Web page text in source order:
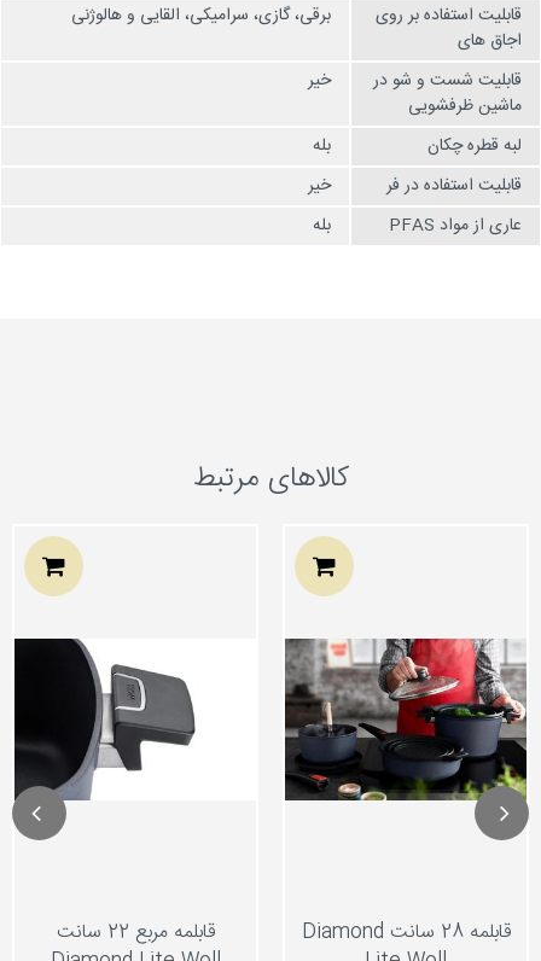
قابلیت استفاده بر روی
اجاق های
برقی، گازی، سرامیکی، القایی و هالوژنی
قابلیت شست و شو در
ماشین ظرفشویی
خیر
لبه قطره چکان
بله
قابلیت استفاده در فر
خیر
عاری از مواد PFAS
بله
کالاهای مرتبط
قابلمه مربع 22 سانت
قابلمه 28 سانت Diamond